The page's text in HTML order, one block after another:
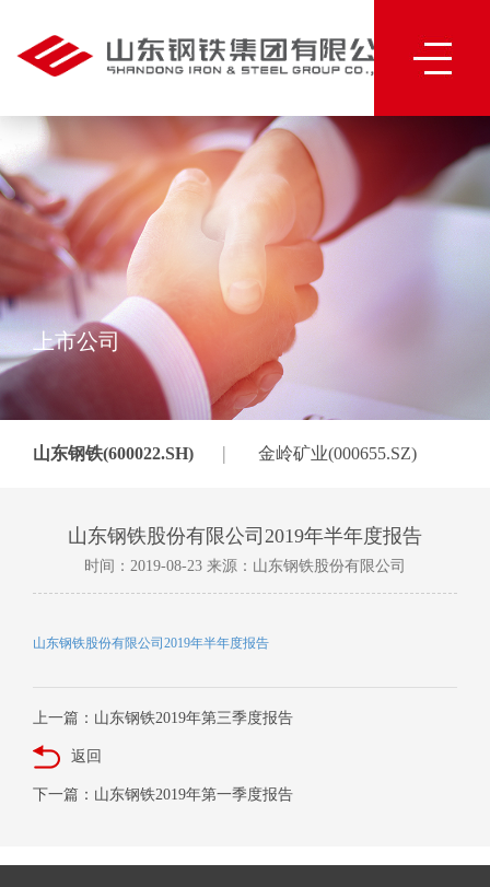
上市公司
山东钢铁(600022.SH) | 金岭矿业(000655.SZ)
山东钢铁股份有限公司2019年半年度报告
时间：2019-08-23 来源：山东钢铁股份有限公司
山东钢铁股份有限公司2019年半年度报告
上一篇：山东钢铁2019年第三季度报告
返回
下一篇：山东钢铁2019年第一季度报告